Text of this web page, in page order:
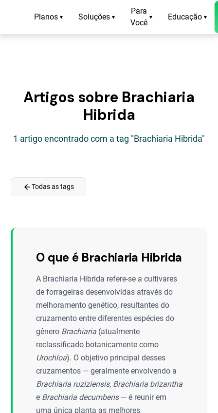
Planos ▾ Soluções ▾
Para
Você
▾ Educação ▾
Artigos sobre Brachiaria
Hibrida
1 artigo encontrado com a tag "Brachiaria Hibrida"
arrow_backTodas as tags
O que é Brachiaria Hibrida
A Brachiaria Hibrida refere-se a cultivares
de forrageiras desenvolvidas através do
melhoramento genético, resultantes do
cruzamento entre diferentes espécies do
gênero Brachiaria (atualmente
reclassificado botanicamente como
Urochloa). O objetivo principal desses
cruzamentos — geralmente envolvendo a
Brachiaria ruziziensis, Brachiaria brizantha
e Brachiaria decumbens— é reunir em
uma única planta as melhores